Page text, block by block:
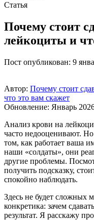
Статья
Почему стоит
лейкоциты и
Пост опубликован: 9
Автор: Почему стоит
что это вам скажет
Обновление: Январь
Анализ крови на
часто недооценивают.
том, как работает ваша
наши «солдаты», они
другие проблемы.
получить подсказку,
спокойно наблюдать.
Здесь не будет сложных
конкретика: зачем
результат. Я расскажу